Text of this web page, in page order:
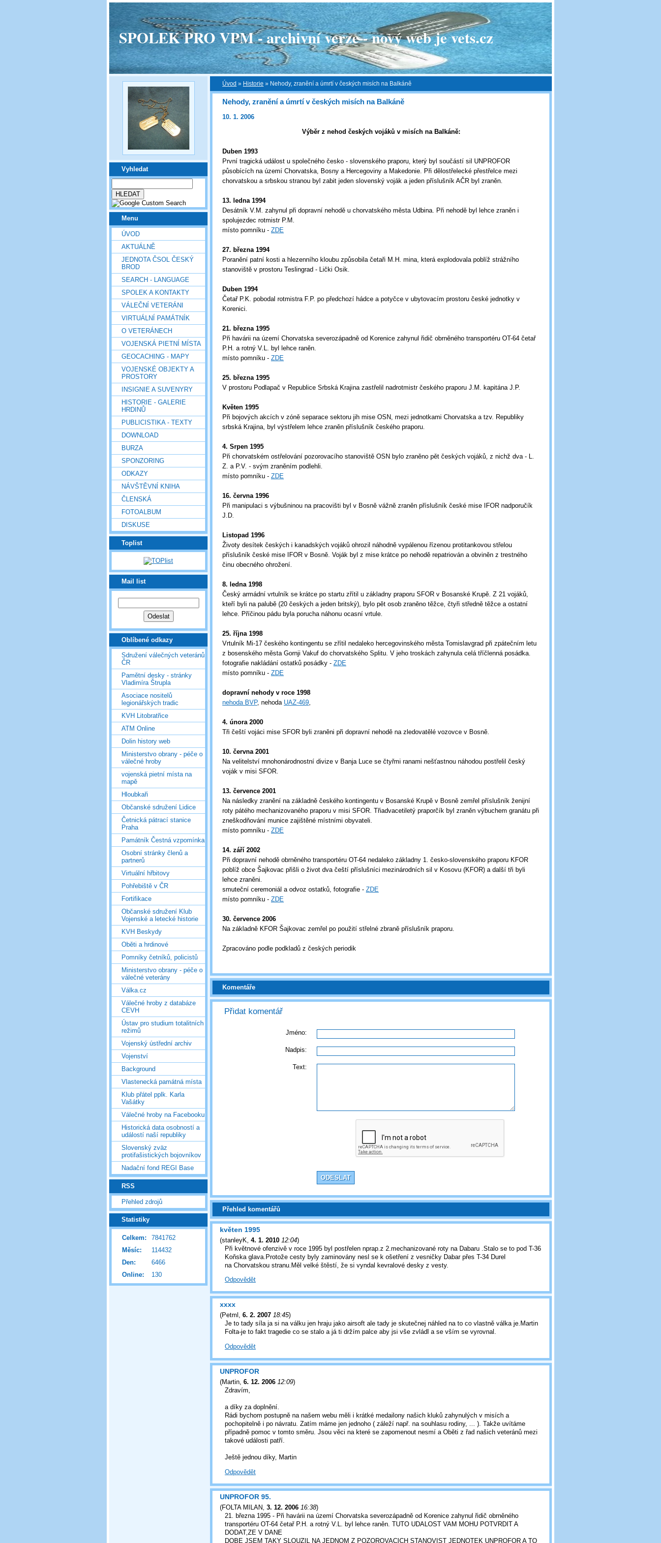
SPOLEK PRO VPM - archivní verze - nový web je vets.cz
Vyhledat
Menu
ÚVOD
AKTUÁLNĚ
JEDNOTA ČSOL ČESKÝ
BROD
SEARCH - LANGUAGE
SPOLEK A KONTAKTY
VÁLEČNÍ VETERÁNI
VIRTUÁLNÍ PAMÁTNÍK
O VETERÁNECH
VOJENSKÁ PIETNÍ MÍSTA
GEOCACHING - MAPY
VOJENSKÉ OBJEKTY A
PROSTORY
INSIGNIE A SUVENYRY
HISTORIE - GALERIE
HRDINŮ
PUBLICISTIKA - TEXTY
DOWNLOAD
BURZA
SPONZORING
ODKAZY
NÁVŠTĚVNÍ KNIHA
ČLENSKÁ
FOTOALBUM
DISKUSE
Toplist
Mail list
Oblíbené odkazy
Sdružení válečných veteránů
ČR
Pamětní desky - stránky
Vladimíra Štrupla
Asociace nositelů
legionářských tradic
KVH Litobratřice
ATM Online
Dolin history web
Ministerstvo obrany - péče o
válečné hroby
vojenská pietní místa na
mapě
Hloubkaři
Občanské sdružení Lidice
Četnická pátrací stanice
Praha
Památník Čestná vzpomínka
Osobní stránky členů a
partnerů
Virtuální hřbitovy
Pohřebiště v ČR
Fortifikace
Občanské sdružení Klub
Vojenské a letecké historie
KVH Beskydy
Oběti a hrdinové
Pomníky četníků, policistů
Ministerstvo obrany - péče o
válečné veterány
Válka.cz
Válečné hroby z databáze
CEVH
Ústav pro studium totalitních
režimů
Vojenský ústřední archiv
Vojenství
Background
Vlastenecká památná místa
Klub přátel pplk. Karla
Vašátky
Válečné hroby na Facebooku
Historická data osobností a
událostí naší republiky
Slovenský zväz
protifašistických bojovníkov
Nadační fond REGI Base
RSS
Přehled zdrojů
Statistiky
Online: 130
Celkem:
7841762
Měsíc:
114432
Den:
6466
Úvod » Historie » Nehody, zranění a úmrtí v českých misích na Balkáně
Nehody, zranění a úmrtí v českých misích na Balkáně
10. 1. 2006
Výběr z nehod českých vojáků v misích na Balkáně:
Duben 1993
První tragická událost u společného česko - slovenského praporu, který byl součástí sil UNPROFOR
působících na území Chorvatska, Bosny a Hercegoviny a Makedonie. Při dělostřelecké přestřelce mezi
chorvatskou a srbskou stranou byl zabit jeden slovenský voják a jeden příslušník AČR byl zraněn.
13. ledna 1994
Desátník V.M. zahynul při dopravní nehodě u chorvatského města Udbina. Při nehodě byl lehce zraněn i
spolujezdec rotmistr P.M.
místo pomníku - ZDE
27. března 1994
Poranění patní kosti a hlezenního kloubu způsobila četaři M.H. mina, která explodovala poblíž strážního
stanoviště v prostoru Teslingrad - Lički Osik.
Duben 1994
Četař P.K. pobodal rotmistra F.P. po předchozí hádce a potyčce v ubytovacím prostoru české jednotky v
Korenici.
21. března 1995
Při havárii na území Chorvatska severozápadně od Korenice zahynul řidič obrněného transportéru OT-64 četař
P.H. a rotný V.L. byl lehce raněn.
místo pomníku - ZDE
25. března 1995
V prostoru Podlapač v Republice Srbská Krajina zastřelil nadrotmistr českého praporu J.M. kapitána J.P.
Květen 1995
Při bojových akcích v zóně separace sektoru jih mise OSN, mezi jednotkami Chorvatska a tzv. Republiky
srbská Krajina, byl výstřelem lehce zraněn příslušník českého praporu.
4. Srpen 1995
Při chorvatském ostřelování pozorovacího stanoviště OSN bylo zraněno pět českých vojáků, z nichž dva - L.
Z. a P.V. - svým zraněním podlehli.
místo pomníku - ZDE
16. června 1996
Při manipulaci s výbušninou na pracovišti byl v Bosně vážně zraněn příslušník české mise IFOR nadporučík
J.D.
Listopad 1996
Životy desítek českých i kanadských vojáků ohrozil náhodně vypálenou řízenou protitankovou střelou
příslušník české mise IFOR v Bosně. Voják byl z mise krátce po nehodě repatriován a obviněn z trestného
činu obecného ohrožení.
8. ledna 1998
Český armádní vrtulník se krátce po startu zřítil u základny praporu SFOR v Bosanské Krupě. Z 21 vojáků,
kteří byli na palubě (20 českých a jeden britský), bylo pět osob zraněno těžce, čtyři středně těžce a ostatní
lehce. Příčinou pádu byla porucha náhonu ocasní vrtule.
25. října 1998
Vrtulník Mi-17 českého kontingentu se zřítil nedaleko hercegovinského města Tomislavgrad při zpátečním letu
z bosenského města Gornji Vakuf do chorvatského Splitu. V jeho troskách zahynula celá tříčlenná posádka.
fotografie nakládání ostatků posádky - ZDE
místo pomníku - ZDE
dopravní nehody v roce 1998
nehoda BVP, nehoda UAZ-469,
4. února 2000
Tři čeští vojáci mise SFOR byli zraněni při dopravní nehodě na zledovatělé vozovce v Bosně.
10. června 2001
Na velitelství mnohonárodnostní divize v Banja Luce se čtyřmi ranami nešťastnou náhodou postřelil český
voják v misi SFOR.
13. července 2001
Na následky zranění na základně českého kontingentu v Bosanské Krupě v Bosně zemřel příslušník ženijní
roty pátého mechanizovaného praporu v misi SFOR. Třiadvacetiletý praporčík byl zraněn výbuchem granátu při
zneškodňování munice zajištěné místními obyvateli.
místo pomníku - ZDE
14. září 2002
Při dopravní nehodě obrněného transportéru OT-64 nedaleko základny 1. česko-slovenského praporu KFOR
poblíž obce Šajkovac přišli o život dva čeští příslušníci mezinárodních sil v Kosovu (KFOR) a další tři byli
lehce zraněni.
smuteční ceremoniál a odvoz ostatků, fotografie - ZDE
místo pomníku - ZDE
30. července 2006
Na základně KFOR Šajkovac zemřel po použití střelné zbraně příslušník praporu.
Zpracováno podle podkladů z českých periodik
Komentáře
Přidat komentář
Jméno:
Nadpis:
Text:
Přehled komentářů
květen 1995
(stanleyK 4. 1. 2010 12:04)
Při květnové ofenzivě v roce 1995 byl postřelen nprap.z 2.mechanizované roty na Dabaru .Stalo se to pod T-36
Koňska glava.Protože cesty byly zaminovány nesl se k ošetření z vesničky Dabar přes T-34 Durel
na Chorvatskou stranu.Měl velké štěstí, že si vyndal kevralové desky z vesty.
Odpovědět
xxxx
(Petml , 6. 2. 2007 18:45)
Je to tady síla ja si na válku jen hraju jako airsoft ale tady je skutečnej náhled na to co vlastně válka je.Martin
Folta-je to fakt tragedie co se stalo a já ti držím palce aby jsi vše zvládl a se vším se vyrovnal.
Odpovědět
UNPROFOR
(Martin, 6. 12. 2006 12:09)
Zdravím,
a díky za doplnění.
Rádi bychom postupně na našem webu měli i krátké medailony našich kluků zahynulých v misích a
pochopitelně i po návratu. Zatím máme jen jednoho ( záleží např. na souhlasu rodiny, ... ). Takže uvítáme
případně pomoc v tomto směru. Jsou věci na které se zapomenout nesmí a Oběti z řad našich veteránů mezi
takové události patří.
Ještě jednou díky, Martin
Odpovědět
UNPROFOR 95.
(FOLTA MILAN, 3. 12. 2006 16:38)
21. března 1995 - Při havárii na území Chorvatska severozápadně od Korenice zahynul řidič obrněného
transportéru OT-64 četař P.H. a rotný V.L. byl lehce raněn. TUTO UDALOST VAM MOHU POTVRDIT A
DODAT,ZE V DANE
DOBE JSEM TAKY SLOUZIL NA JEDNOM Z POZOROVACICH STANOVIST JEDNOTEK UNPROFOR A TO